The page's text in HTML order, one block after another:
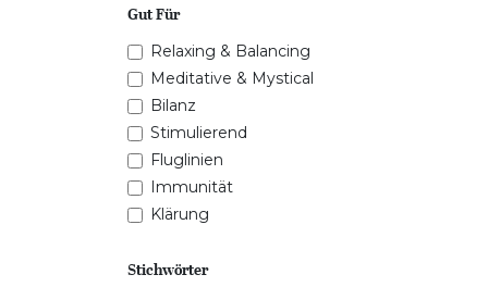
Gut Für
Relaxing & Balancing
Meditative & Mystical
Bilanz
Stimulierend
Fluglinien
Immunität
Klärung
Stichwörter